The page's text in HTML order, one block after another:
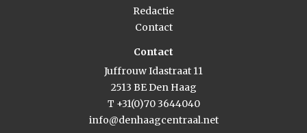
Redactie
Contact
Contact
Juffrouw Idastraat 11
2513 BE Den Haag
T +31(0)70 3644040
info@denhaagcentraal.net